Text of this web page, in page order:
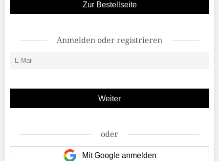
Zur Bestellseite
Anmelden oder registrieren
oder
Mit Google anmelden